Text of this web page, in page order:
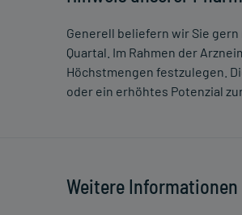
Generell beliefern wir Sie
Quartal. Im Rahmen der
Höchstmengen festzulegen.
oder ein erhöhtes Potenzial
Weitere Informationen